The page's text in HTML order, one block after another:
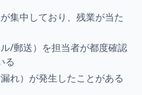
集中しており、残業が当た
/郵送）を担当者が都度確認
る
れ）が発生したことがある